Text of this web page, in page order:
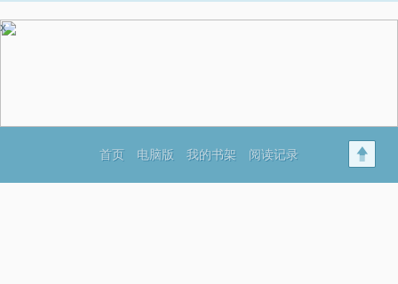
x
首页 电脑版 我的书架 阅读记录